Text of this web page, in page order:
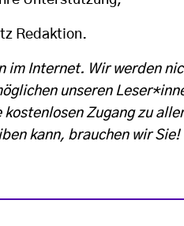
Redaktion.
im Internet. Wir werden
unseren
Zugang zu
kann, brauchen wir Sie!